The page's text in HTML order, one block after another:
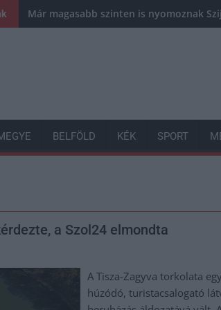
Már magasabb szinten is nyomoznak
BELFÖLD KÉK SPORT
a Szol24 elmondta
A Tisza-Zagyva torkolata
húzódó, turistacsalogató